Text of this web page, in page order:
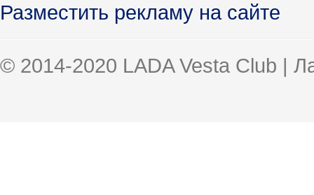
Разместить рекламу на сайте
© 2014-2020 LADA Vesta Club |